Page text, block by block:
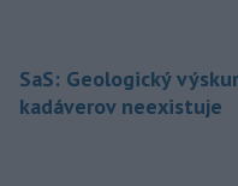
SaS: Geologický
kadáverov neexistuje